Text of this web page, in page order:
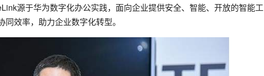
源于华为数字化办公实践，面向企业提供安全、智能、开放的智能工
效率，助力企业数字化转型。